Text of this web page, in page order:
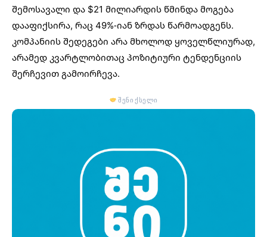
შემოსავალი და $21 მილიარდის წმინდა მოგება
დააფიქსირა, რაც 49%-იან ზრდას წარმოადგენს.
კომპანიის შედეგები არა მხოლოდ ყოველწლიურად,
არამედ კვარტლობითაც პოზიტიური ტენდენციის
შერჩევით გამოირჩევა.
შენი ქსელი